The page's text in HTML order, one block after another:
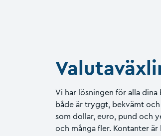
Vi har lösningen för alla
både är tryggt, bekvämt
som dollar, euro, pund och
och många fler. Kontanter